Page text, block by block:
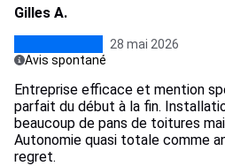
Gilles A.
28 mai 2026
Avis spontané
Entreprise efficace et mention
parfait du début à la fin.
beaucoup de pans de toitures
Autonomie quasi totale comme
regret.